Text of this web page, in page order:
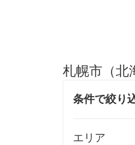
札幌市（北
条件で絞り
エリア